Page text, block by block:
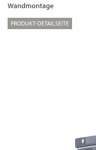
Wandmontage
PRODUKT-DETAILSEITE